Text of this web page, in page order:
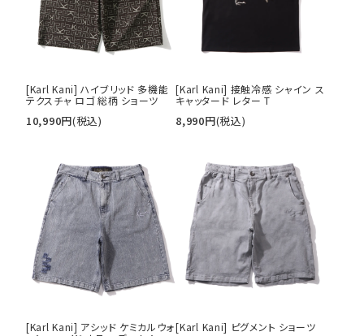
サイズ
XL
XXL
XXXL
29inc
30inc
32inc
カラー
tune
[Karl Kani] ハイブリッド 多機能
テクスチャ ロゴ 総柄 ショーツ
10,990円(税込)
[Karl Kani] 接触冷感 シャイン ス
キャッタード レター T
8,990円(税込)
[Karl Kani] アシッド ケミカルウォ[Karl Kani] ピグメント ショーツ